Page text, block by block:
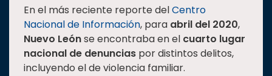
En el más reciente reporte delCentro
Nacional de Información, para abril del 2020,
Nuevo Leónse encontraba en el cuarto lugar
nacional de denuncias por distintos delitos,
incluyendo el de violencia familiar.